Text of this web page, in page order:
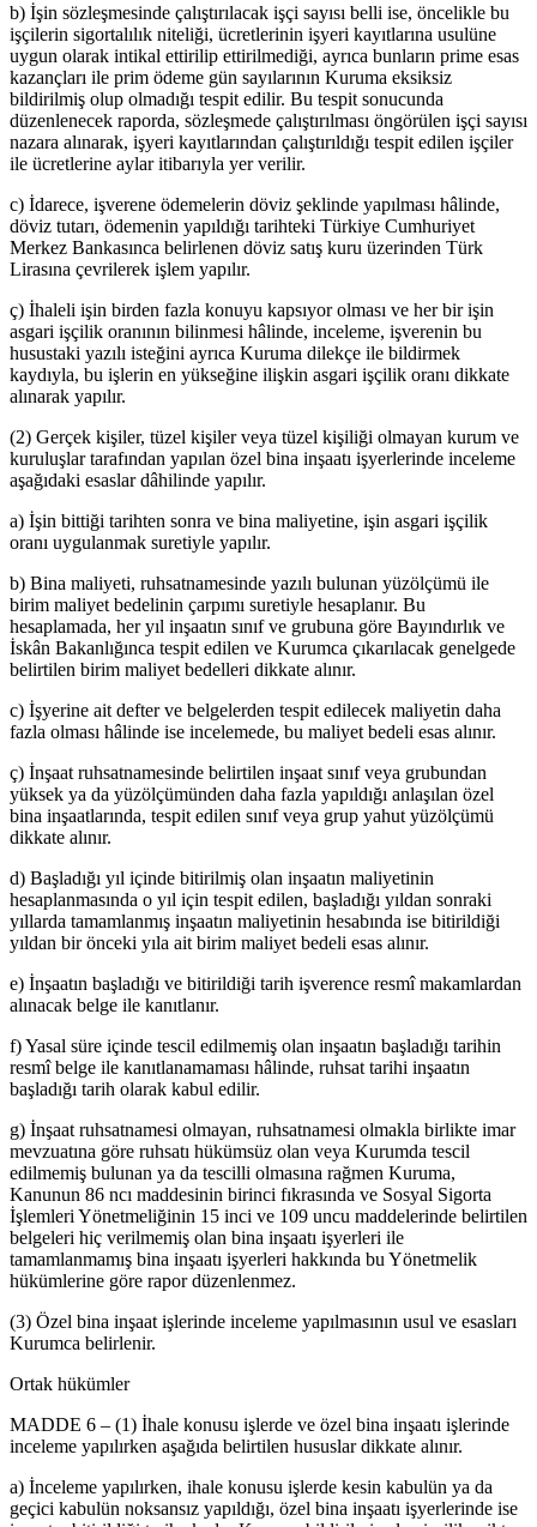
b) İşin sözleşmesinde çalıştırılacak işçi sayısı belli ise, öncelikle bu
işçilerin sigortalılık niteliği, ücretlerinin işyeri kayıtlarına usulüne
uygun olarak intikal ettirilip ettirilmediği, ayrıca bunların prime esas
kazançları ile prim ödeme gün sayılarının Kuruma eksiksiz
bildirilmiş olup olmadığı tespit edilir. Bu tespit sonucunda
düzenlenecek raporda, sözleşmede çalıştırılması öngörülen işçi sayısı
nazara alınarak, işyeri kayıtlarından çalıştırıldığı tespit edilen işçiler
ile ücretlerine aylar itibarıyla yer verilir.
c) İdarece, işverene ödemelerin döviz şeklinde yapılması hâlinde,
döviz tutarı, ödemenin yapıldığı tarihteki Türkiye Cumhuriyet
Merkez Bankasınca belirlenen döviz satış kuru üzerinden Türk
Lirasına çevrilerek işlem yapılır.
ç) İhaleli işin birden fazla konuyu kapsıyor olması ve her bir işin
asgari işçilik oranının bilinmesi hâlinde, inceleme, işverenin bu
husustaki yazılı isteğini ayrıca Kuruma dilekçe ile bildirmek
kaydıyla, bu işlerin en yükseğine ilişkin asgari işçilik oranı dikkate
alınarak yapılır.
(2) Gerçek kişiler, tüzel kişiler veya tüzel kişiliği olmayan kurum ve
kuruluşlar tarafından yapılan özel bina inşaatı işyerlerinde inceleme
aşağıdaki esaslar dâhilinde yapılır.
a) İşin bittiği tarihten sonra ve bina maliyetine, işin asgari işçilik
oranı uygulanmak suretiyle yapılır.
b) Bina maliyeti, ruhsatnamesinde yazılı bulunan yüzölçümü ile
birim maliyet bedelinin çarpımı suretiyle hesaplanır. Bu
hesaplamada, her yıl inşaatın sınıf ve grubuna göre Bayındırlık ve
İskân Bakanlığınca tespit edilen ve Kurumca çıkarılacak genelgede
belirtilen birim maliyet bedelleri dikkate alınır.
c) İşyerine ait defter ve belgelerden tespit edilecek maliyetin daha
fazla olması hâlinde ise incelemede, bu maliyet bedeli esas alınır.
ç) İnşaat ruhsatnamesinde belirtilen inşaat sınıf veya grubundan
yüksek ya da yüzölçümünden daha fazla yapıldığı anlaşılan özel
bina inşaatlarında, tespit edilen sınıf veya grup yahut yüzölçümü
dikkate alınır.
d) Başladığı yıl içinde bitirilmiş olan inşaatın maliyetinin
hesaplanmasında o yıl için tespit edilen, başladığı yıldan sonraki
yıllarda tamamlanmış inşaatın maliyetinin hesabında ise bitirildiği
yıldan bir önceki yıla ait birim maliyet bedeli esas alınır.
e) İnşaatın başladığı ve bitirildiği tarih işverence resmî makamlardan
alınacak belge ile kanıtlanır.
f) Yasal süre içinde tescil edilmemiş olan inşaatın başladığı tarihin
resmî belge ile kanıtlanamaması hâlinde, ruhsat tarihi inşaatın
başladığı tarih olarak kabul edilir.
g) İnşaat ruhsatnamesi olmayan, ruhsatnamesi olmakla birlikte imar
mevzuatına göre ruhsatı hükümsüz olan veya Kurumda tescil
edilmemiş bulunan ya da tescilli olmasına rağmen Kuruma,
Kanunun 86 ncı maddesinin birinci fıkrasında ve Sosyal Sigorta
İşlemleri Yönetmeliğinin 15 inci ve 109 uncu maddelerinde belirtilen
belgeleri hiç verilmemiş olan bina inşaatı işyerleri ile
tamamlanmamış bina inşaatı işyerleri hakkında bu Yönetmelik
hükümlerine göre rapor düzenlenmez.
(3) Özel bina inşaat işlerinde inceleme yapılmasının usul ve esasları
Kurumca belirlenir.
Ortak hükümler
MADDE 6 – (1) İhale konusu işlerde ve özel bina inşaatı işlerinde
inceleme yapılırken aşağıda belirtilen hususlar dikkate alınır.
a) İnceleme yapılırken, ihale konusu işlerde kesin kabulün ya da
geçici kabulün noksansız yapıldığı, özel bina inşaatı işyerlerinde ise